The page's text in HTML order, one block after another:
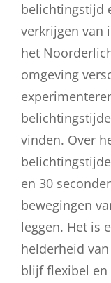
belichtingstijd
verkrijgen van
het
omgeving
vinden. Over
en 30
bewegingen
leggen. Het is
helderheid
blijf flexibel